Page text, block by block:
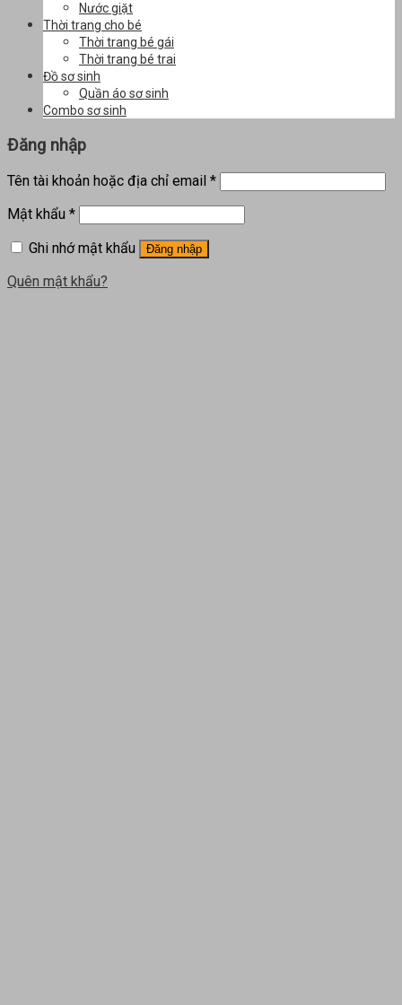
Nước giặt
Thời trang cho bé
Thời trang bé gái
Thời trang bé trai
Đồ sơ sinh
Quần áo sơ sinh
Combo sơ sinh
Đăng nhập
Tên tài khoản hoặc địa chỉ email *
Mật khẩu *
Ghi nhớ mật khẩu
Đăng nhập
Quên mật khẩu?